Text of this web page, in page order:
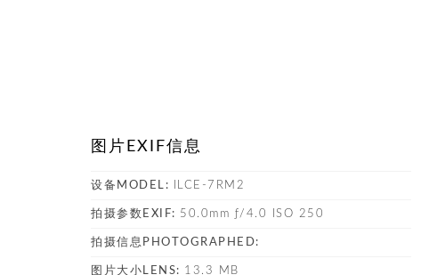
图片EXIF信息
设备MODEL: ILCE-7RM2
拍摄参数EXIF: 50.0mm ƒ/4.0 ISO 250
拍摄信息PHOTOGRAPHED:
图片大小LENS: 13.3 MB